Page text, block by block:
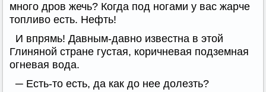
много дров жечь? Когда под ногами у вас жарче
топливо есть. Нефть!
И впрямь! Давным-давно известна в этой
Глиняной стране густая, коричневая подземная
огневая вода.
─ Есть-то есть, да как до нее долезть?